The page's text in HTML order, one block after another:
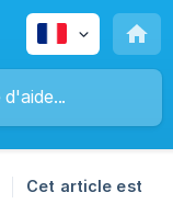
Cet article est